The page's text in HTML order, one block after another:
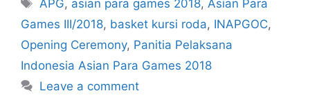
APG, asian para games 2018,Asian Para
Games III/2018, basket kursi roda, INAPGOC,
Opening Ceremony, Panitia Pelaksana
Indonesia Asian Para Games 2018
Leave a comment